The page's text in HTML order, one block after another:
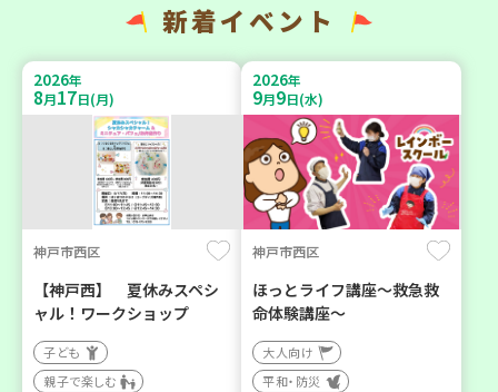
新着イベント
2026年
8月17日(月)
神戸市西区
【神戸西】 夏休みスペシ
ャル！ワークショップ
子ども
親子で楽しむ
2026年
9月9日(水)
神戸市西区
ほっとライフ講座～救急救
命体験講座～
大人向け
平和・防災